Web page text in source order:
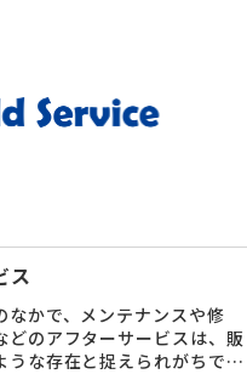
ス
なかで、メンテナンスや修
どのアフターサービスは、販
うな存在と捉えられがちで